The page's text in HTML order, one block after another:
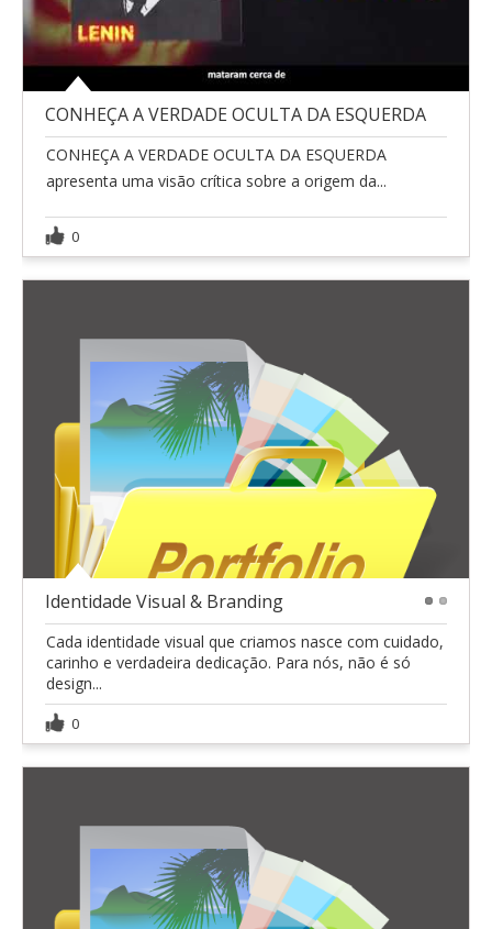
CONHEÇA A VERDADE OCULTA DA ESQUERDA
CONHEÇA A VERDADE OCULTA DA ESQUERDA
apresenta uma visão crítica sobre a origem da...
0
Identidade Visual & Branding
Cada identidade visual que criamos nasce com cuidado,
carinho e verdadeira dedicação. Para nós, não é só
design...
0